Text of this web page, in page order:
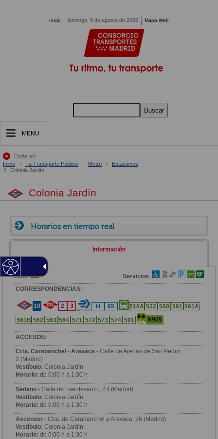
Inicio domingo, 9 de agosto de 2026 Mapa Web
Buscar
MENU
Estás en:
Inicio
Tu Transporte Público Metro
Estaciones
Colonia Jardín
Colonia Jardín
Horarios en tiempo real
Información
Zona
Servicios
CORRESPONDENCIAS:
10 2 3 H 65 510A 532 560 561 561A
561B 562 563 564 571 572 573 574 591 N905
ACCESOS:
Crta. Carabanchel - Aravaca - Calle de Arenas de San Pedro,
2 (Madrid)
Vestíbulo: Colonia Jardín
Horario: de 6:00 h a 1:30 h
Sedano - Calle de Fuentesaúco, 44 (Madrid)
Vestíbulo: Colonia Jardín
Horario: de 6:00 h a 1:30 h
Ascensor - Ctra. de Carabanchel a Aravaca, 56 (Madrid)
Vestíbulo: Colonia Jardín
Horario: de 6:00 h a 1:30 h